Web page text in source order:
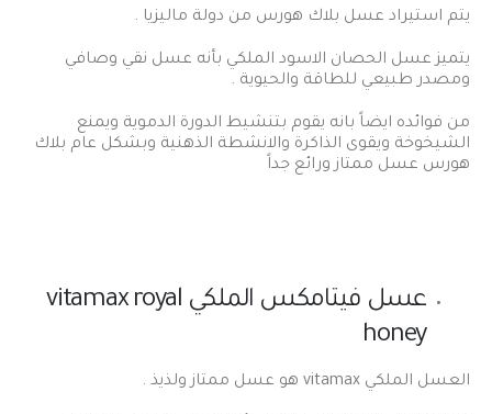
يتم استيراد عسل بلاك هورس من دولة ماليزيا .
يتميز عسل الحصان الاسود الملكي بأنه عسل نقي وصافي
ومصدر طبيعي للطاقة والحيوية .
من فوائده ايضاً بانه يقوم بتنشيط الدورة الدموية ويمنع
الشيخوخة ويقوى الذاكرة والانشطة الذهنية وبشكل عام بلاك
هورس عسل ممتاز ورائع جداً
عسل فيتامكس الملكي vitamax royal
honey
العسل الملكي vitamax هو عسل ممتاز ولذيذ .